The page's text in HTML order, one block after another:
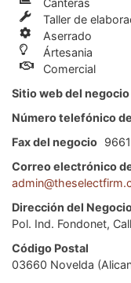
Taller de
Aserrado
Ártesania
Comercial
Sitio web del negocio
Número telefónico
Fax del negocio
Correo electrónico
Dirección del
Pol. Ind. Fondonet,
Código Postal
03660 Novelda